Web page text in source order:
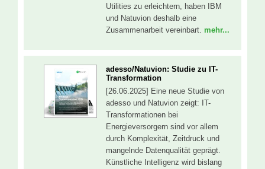
Utilities zu erleichtern, haben IBM
und Natuvion deshalb eine
Zusammenarbeit vereinbart. mehr...
adesso/Natuvion: Studie zu IT-
Transformation
[26.06.2025] Eine neue Studie von
adesso und Natuvion zeigt: IT-
Transformationen bei
Energieversorgern sind vor allem
durch Komplexität, Zeitdruck und
mangelnde Datenqualität geprägt.
Künstliche Intelligenz wird bislang